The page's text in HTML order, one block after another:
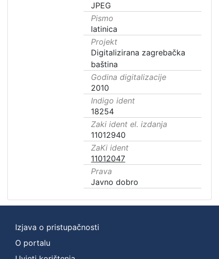
JPEG
Pismo
latinica
Projekt
Digitalizirana zagrebačka
baština
Godina digitalizacije
2010
Indigo ident
18254
Zaki ident el. izdanja
11012940
ZaKi ident
11012047
Prava
Javno dobro
Izjava o pristupačnosti
O portalu